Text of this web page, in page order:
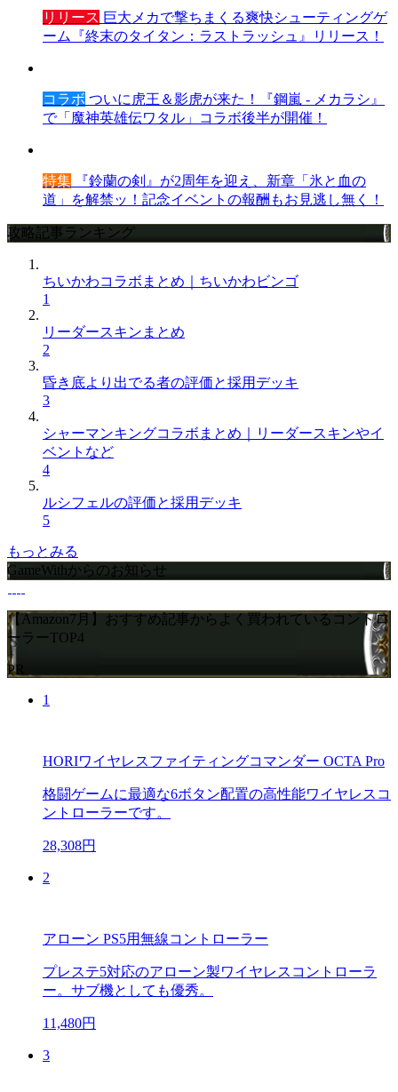
リリース 巨大メカで撃ちまくる爽快シューティングゲ
ーム『終末のタイタン：ラストラッシュ』リリース！
コラボ ついに虎王＆影虎が来た！『鋼嵐 - メカラシ』
で「魔神英雄伝ワタル」コラボ後半が開催！
特集 『鈴蘭の剣』が2周年を迎え、新章「氷と血の
道」を解禁ッ！記念イベントの報酬もお見逃し無く！
攻略記事ランキング
ちいかわコラボまとめ｜ちいかわビンゴ
1
リーダースキンまとめ
2
昏き底より出でる者の評価と採用デッキ
3
シャーマンキングコラボまとめ｜リーダースキンやイ
ベントなど
4
ルシフェルの評価と採用デッキ
5
もっとみる
GameWithからのお知らせ
【Amazon7月】おすすめ記事からよく買われているコントロ
ーラーTOP4
PR
1
HORIワイヤレスファイティングコマンダー OCTA Pro
格闘ゲームに最適な6ボタン配置の高性能ワイヤレスコ
ントローラーです。
28,308円
2
アローン PS5用無線コントローラー
プレステ5対応のアローン製ワイヤレスコントローラ
ー。サブ機としても優秀。
11,480円
3